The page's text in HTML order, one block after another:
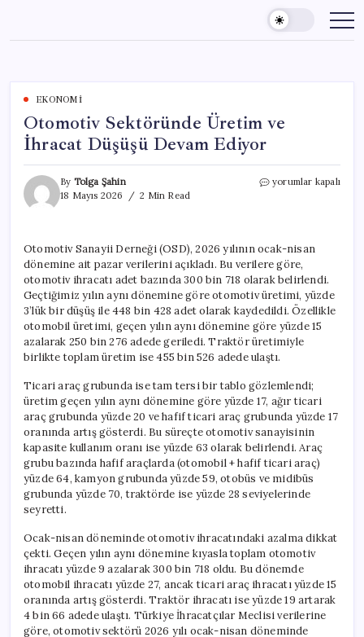
content
EKONOMI
Otomotiv Sektöründe Üretim ve
İhracat Düşüşü Devam Ediyor
By Tolga Şahin
18 Mayıs 2026
2 Min Read
Otomotiv
Düşüşü
Devam
Ediyor
için
yorumlar kapalı
Otomotiv Sanayii Derneği (OSD), 2026 yılının ocak-nisan
dönemine ait pazar verilerini açıkladı. Bu verilere göre,
otomotiv ihracatı adet bazında 300 bin 718 olarak belirlendi.
Geçtiğimiz yılın aynı dönemine göre otomotiv üretimi, yüzde
3’lük bir düşüş ile 448 bin 428 adet olarak kaydedildi. Özellikle
otomobil üretimi, geçen yılın aynı dönemine göre yüzde 15
azalarak 250 bin 276 adede geriledi. Traktör üretimiyle
birlikte toplam üretim ise 455 bin 526 adede ulaştı.
Ticari araç grubunda ise tam tersi bir tablo gözlemlendi;
üretim geçen yılın aynı dönemine göre yüzde 17, ağır ticari
araç grubunda yüzde 20 ve hafif ticari araç grubunda yüzde 17
oranında artış gösterdi. Bu süreçte otomotiv sanayisinin
kapasite kullanım oranı ise yüzde 63 olarak belirlendi. Araç
grubu bazında hafif araçlarda (otomobil + hafif ticari araç)
yüzde 64, kamyon grubunda yüzde 59, otobüs ve midibüs
grubunda yüzde 70, traktörde ise yüzde 28 seviyelerinde
seyretti.
Ocak-nisan döneminde otomotiv ihracatındaki azalma dikkat
çekti. Geçen yılın aynı dönemine kıyasla toplam otomotiv
ihracatı yüzde 9 azalarak 300 bin 718 oldu. Bu dönemde
otomobil ihracatı yüzde 27, ancak ticari araç ihracatı yüzde 15
oranında artış gösterdi. Traktör ihracatı ise yüzde 19 artarak
4 bin 66 adede ulaştı. Türkiye İhracatçılar Meclisi verilerine
göre, otomotiv sektörü 2026 yılı ocak-nisan döneminde